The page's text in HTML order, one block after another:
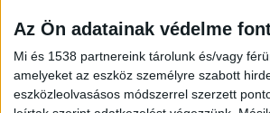
Az Ön adatainak védelme
Mi és 1538 partnereink tárolunk és/vagy
amelyeket az eszköz személyre szabott
eszközleolvasásos módszerrel szerzett